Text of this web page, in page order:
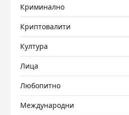
Криминално
Криптовалити
Култура
Лица
Любопитно
Международни